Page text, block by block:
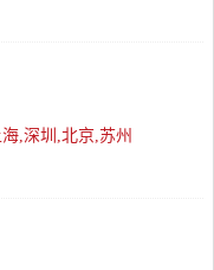
海,深圳,北京,苏州